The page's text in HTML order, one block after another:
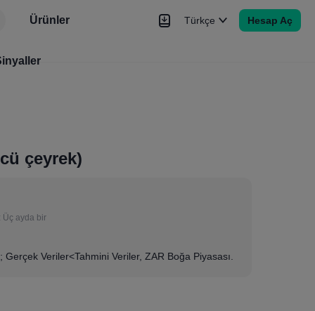
Ürünler
Haberler
Türkçe Hesap Aç
çeyrek)
Üç ayda bir
Veriler<Tahmini Veriler, ZAR Boğa Piyasası.